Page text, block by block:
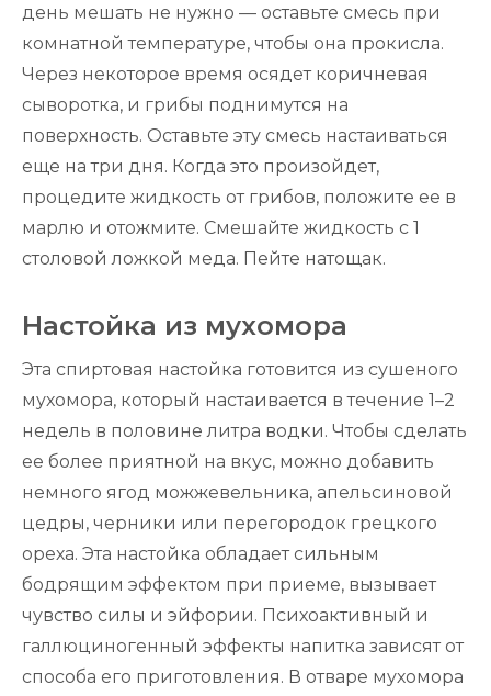
день мешать не нужно — оставьте смесь при
комнатной температуре, чтобы она прокисла.
Через некоторое время осядет коричневая
сыворотка, и грибы поднимутся на
поверхность. Оставьте эту смесь настаиваться
еще на три дня. Когда это произойдет,
процедите жидкость от грибов, положите ее в
марлю и отожмите. Смешайте жидкость с 1
столовой ложкой меда. Пейте натощак.
Настойка из мухомора
Эта спиртовая настойка готовится из сушеного
мухомора, который настаивается в течение 1–2
недель в половине литра водки. Чтобы сделать
ее более приятной на вкус, можно добавить
немного ягод можжевельника, апельсиновой
цедры, черники или перегородок грецкого
ореха. Эта настойка обладает сильным
бодрящим эффектом при приеме, вызывает
чувство силы и эйфории. Психоактивный и
галлюциногенный эффекты напитка зависят от
способа его приготовления. В отваре мухомора
эффективного усвоения этого гриба
МИКРОДОЗИНГА
МУХОМОРА ДЛЯ ВАС
З
а
к
а
за
ть у
а
д
м
и
н
и
стр
а
то
р
а